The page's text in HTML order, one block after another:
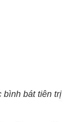
bình bát tiên trị